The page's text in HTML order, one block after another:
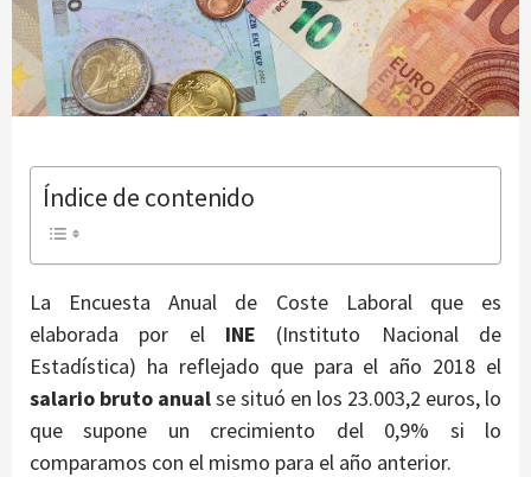
Índice de contenido
La Encuesta Anual de Coste Laboral que es
elaborada por el INE (Instituto Nacional de
Estadística) ha reflejado que para el año 2018 el
salario bruto anualse situó en los 23.003,2 euros, lo
que supone un crecimiento del 0,9% si lo
comparamos con el mismo para el año anterior.